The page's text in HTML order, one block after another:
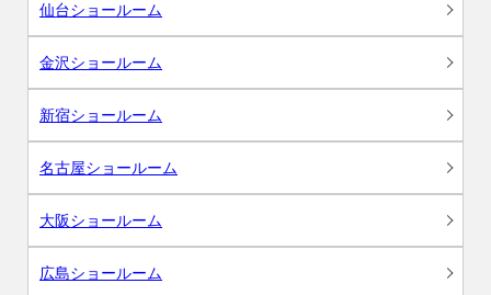
仙台ショールーム
金沢ショールーム
新宿ショールーム
名古屋ショールーム
大阪ショールーム
広島ショールーム